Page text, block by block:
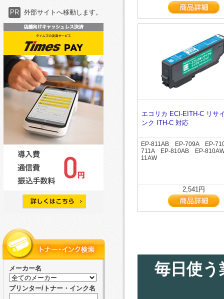
PR 外部サイトへ移動します。
メーカー名
プリンター/トナー・インク名
エコリカ ECI-EITH-C リサ
ンク ITH-C 対応
EP-811AB EP-709A EP-
711A EP-810AB EP-
11AW
2,541円
毎日使う